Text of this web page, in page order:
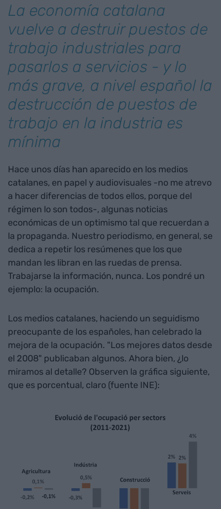
La economía catalana
vuelve a destruir puestos de
trabajo industriales para
pasarlos a servicios - y lo
más grave, a nivel español la
destrucción de puestos de
trabajo en la industria es
mínima
Hace unos días han aparecido en los medios
catalanes, en papel y audiovisuales -no me atrevo
a hacer diferencias de todos ellos, porque del
régimen lo son todos-, algunas noticias
económicas de un optimismo tal que recuerdan a
la propaganda. Nuestro periodismo, en general, se
dedica a repetir los resúmenes que los que
mandan les libran en las ruedas de prensa.
Trabajarse la información, nunca. Los pondré un
ejemplo: la ocupación.
Los medios catalanes, haciendo un seguidismo
preocupante de los españoles, han celebrado la
mejora de la ocupación. "Los mejores datos desde
el 2008" publicaban algunos. Ahora bien, ¿lo
miramos al detalle? Observen la gráfica siguiente,
que es porcentual, claro (fuente INE):